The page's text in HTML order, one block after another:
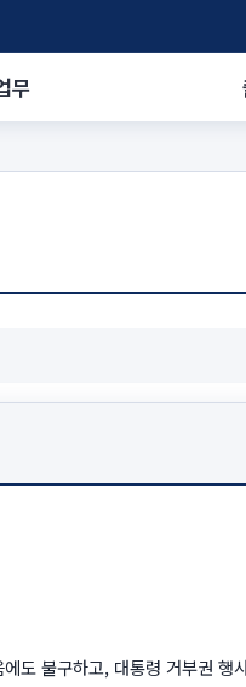
무
도 불구하고, 대통령 거부권